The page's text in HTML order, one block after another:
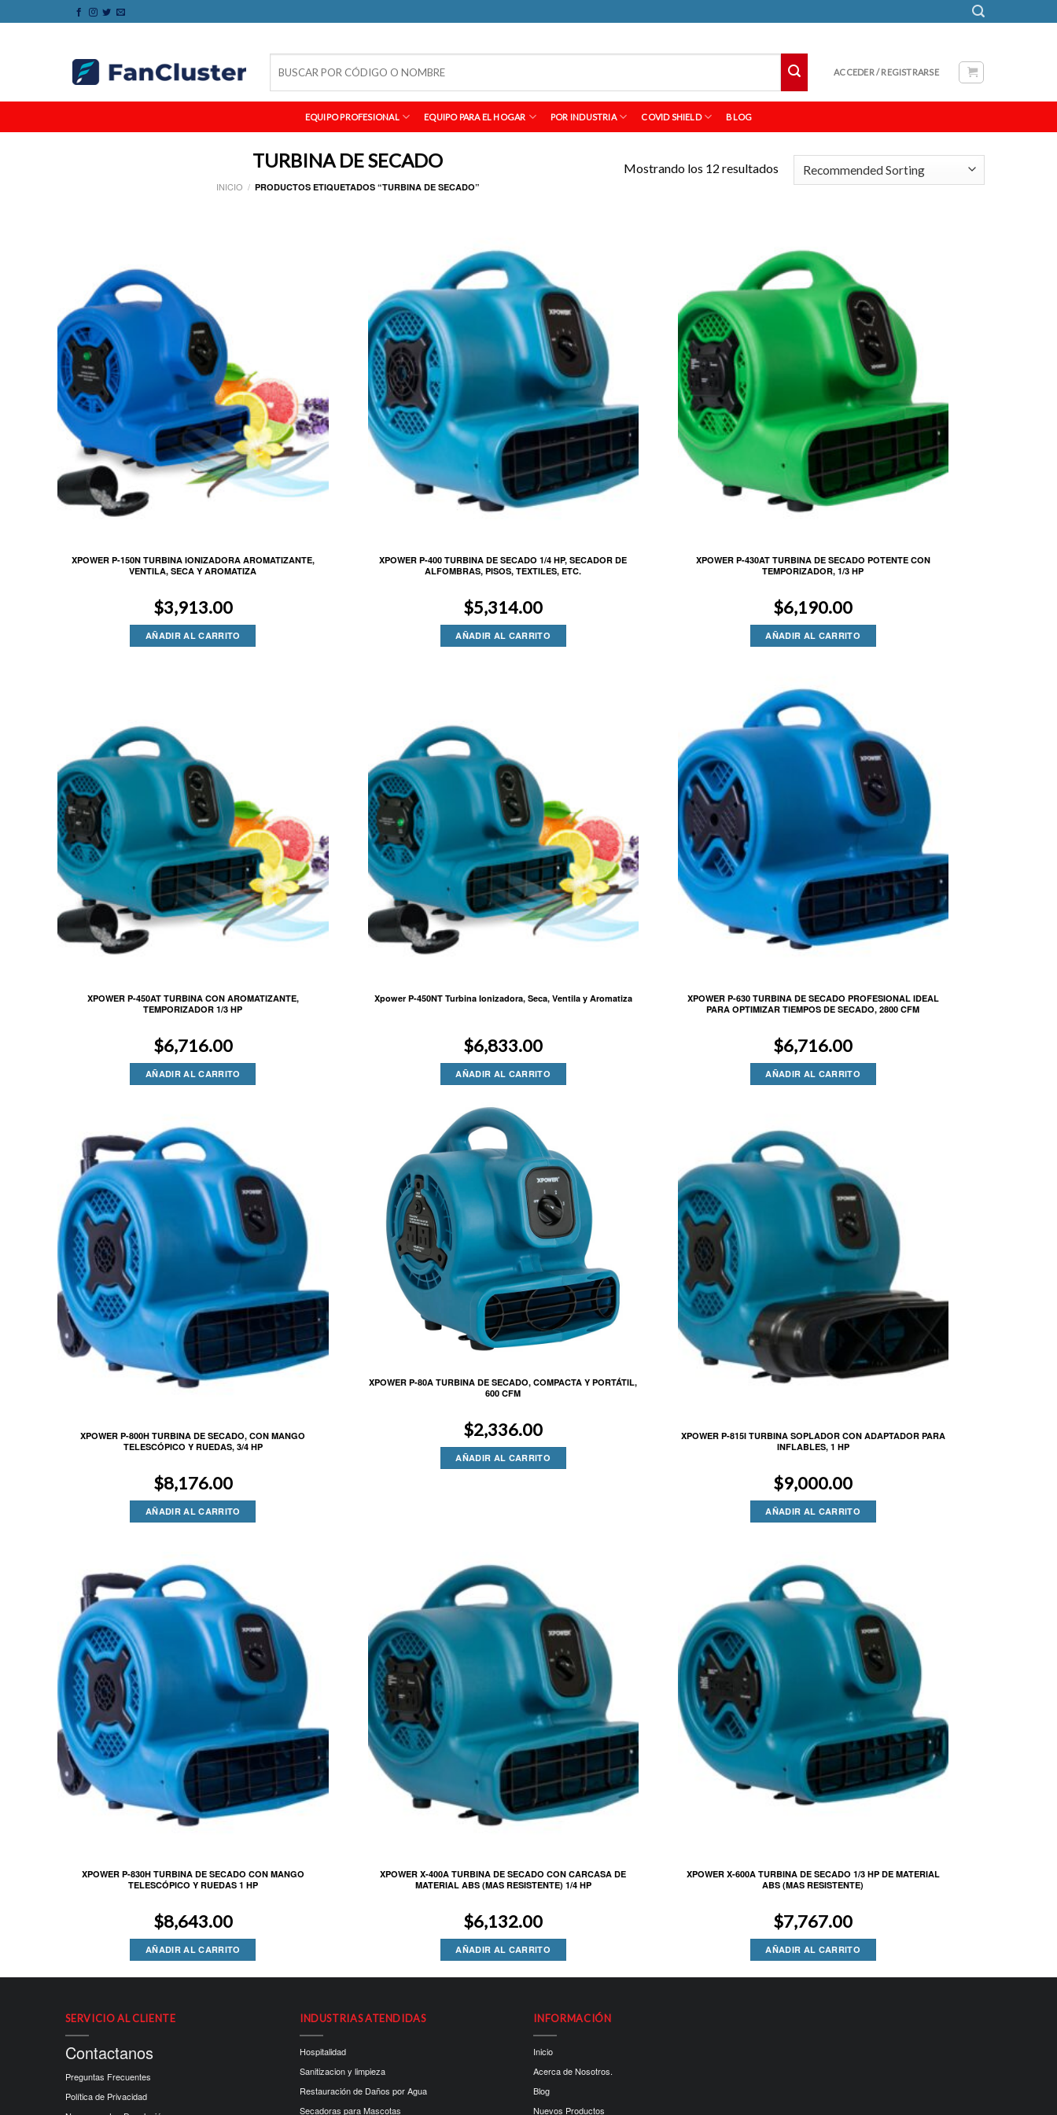
por:
ACCEDER / REGISTRARSE
EQUIPO PROFESIONAL EQUIPO PARA EL HOGAR POR INDUSTRIA COVID SHIELD BLOG
TURBINA DE SECADO
INICIO / PRODUCTOS ETIQUETADOS “TURBINA DE SECADO”
Mostrando los 12 resultados
XPOWER P-150N TURBINA IONIZADORA AROMATIZANTE,
VENTILA, SECA Y AROMATIZA
$3,913.00
AÑADIR AL CARRITO
XPOWER P-400 TURBINA DE SECADO 1/4 HP, SECADOR DE
ALFOMBRAS, PISOS, TEXTILES, ETC.
$5,314.00
AÑADIR AL CARRITO
XPOWER P-430AT TURBINA DE SECADO POTENTE CON
TEMPORIZADOR, 1/3 HP
$6,190.00
AÑADIR AL CARRITO
XPOWER P-450AT TURBINA CON AROMATIZANTE,
TEMPORIZADOR 1/3 HP
$6,716.00
AÑADIR AL CARRITO
Xpower P-450NT Turbina Ionizadora, Seca, Ventila y Aromatiza
$6,833.00
AÑADIR AL CARRITO
XPOWER P-630 TURBINA DE SECADO PROFESIONAL IDEAL
PARA OPTIMIZAR TIEMPOS DE SECADO, 2800 CFM
$6,716.00
AÑADIR AL CARRITO
XPOWER P-800H TURBINA DE SECADO, CON MANGO
TELESCÓPICO Y RUEDAS, 3/4 HP
$8,176.00
AÑADIR AL CARRITO
XPOWER P-80A TURBINA DE SECADO, COMPACTA Y PORTÁTIL,
600 CFM
$2,336.00
AÑADIR AL CARRITO
XPOWER P-815I TURBINA SOPLADOR CON ADAPTADOR PARA
INFLABLES, 1 HP
$9,000.00
AÑADIR AL CARRITO
XPOWER P-830H TURBINA DE SECADO CON MANGO
TELESCÓPICO Y RUEDAS 1 HP
$8,643.00
AÑADIR AL CARRITO
XPOWER X-400A TURBINA DE SECADO CON CARCASA DE
MATERIAL ABS (MAS RESISTENTE) 1/4 HP
$6,132.00
AÑADIR AL CARRITO
XPOWER X-600A TURBINA DE SECADO 1/3 HP DE MATERIAL
ABS (MAS RESISTENTE)
$7,767.00
AÑADIR AL CARRITO
SERVICIO AL CLIENTE
Contactanos
Preguntas Frecuentes
Política de Privacidad
INDUSTRIAS ATENDIDAS
Hospitalidad
Sanitizacion y limpieza
Restauración de Daños por Agua
Secadoras para Mascotas
INFORMACIÓN
Inicio
Acerca de Nosotros.
Blog
Nuevos Productos